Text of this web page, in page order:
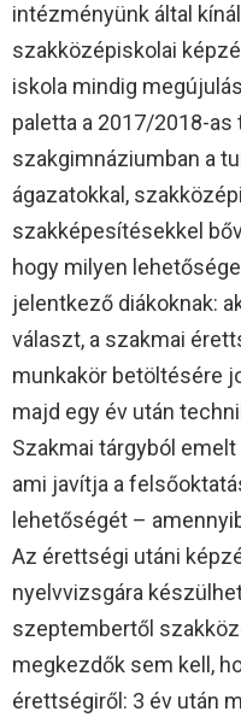
intézményünk által
szakközépiskolai
iskola mindig
paletta a 2017/2018-
szakgimnáziumban a
ágazatokkal,
szakképesítésekkel
hogy milyen
jelentkező diákoknak:
választ, a szakmai
munkakör betöltésére
majd egy év után
Szakmai tárgyból
ami javítja a
lehetőségét –
Az érettségi utáni
nyelvvizsgára
szeptembertől
megkezdők sem kell,
érettségiről: 3 év után